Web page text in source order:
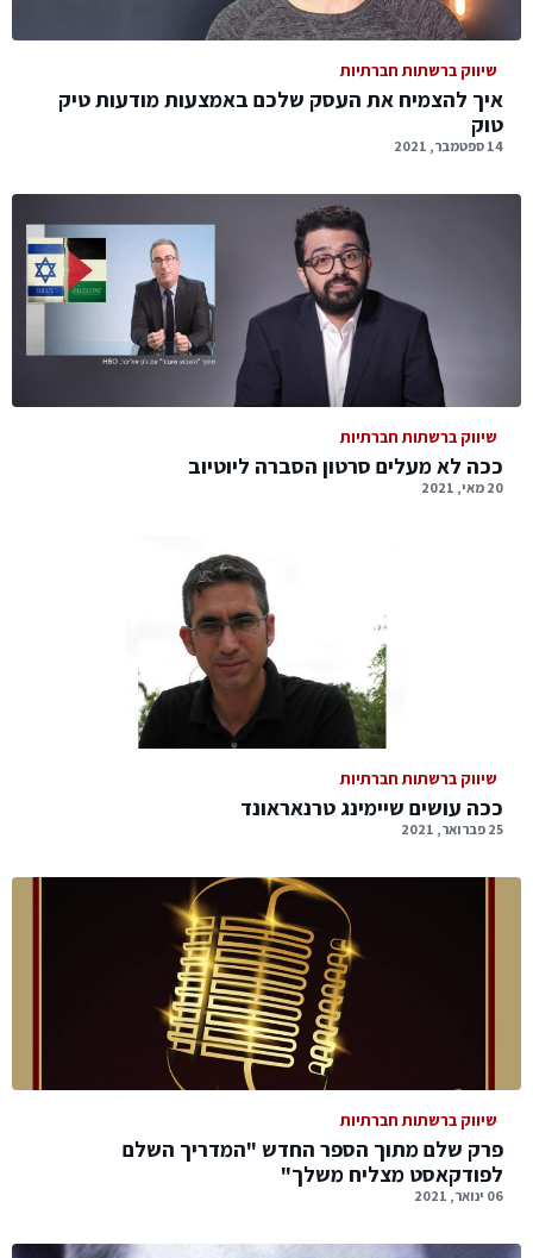
שיווק ברשתות חברתיות
איך להצמיח את העסק שלכם באמצעות מודעות טיק
טוק
14 ספטמבר, 2021
שיווק ברשתות חברתיות
ככה לא מעלים סרטון הסברה ליוטיוב
20 מאי, 2021
שיווק ברשתות חברתיות
ככה עושים שיימינג טרנאראונד
25 פברואר, 2021
שיווק ברשתות חברתיות
פרק שלם מתוך הספר החדש "המדריך השלם
לפודקאסט מצליח משלך"
06 ינואר, 2021